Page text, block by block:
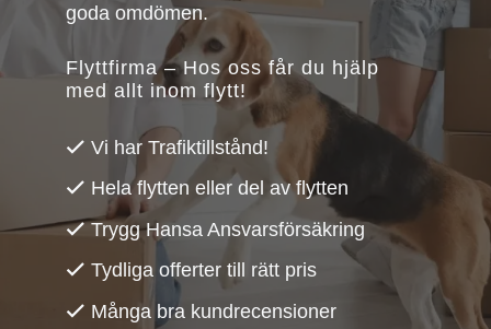
goda omdömen.
Flyttfirma – Hos oss får du hjälp
med allt inom flytt!
Vi har Trafiktillstånd!
Hela flytten eller del av flytten
Trygg Hansa Ansvarsförsäkring
Tydliga offerter till rätt pris
Många bra kundrecensioner